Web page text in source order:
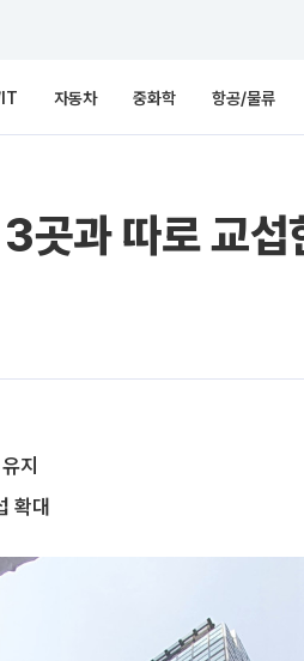
자동차 중화학 항공/물류
곳과 따로 교
지
확대